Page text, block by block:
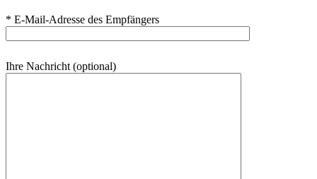
* E-Mail-Adresse des Empfängers
Ihre Nachricht (optional)